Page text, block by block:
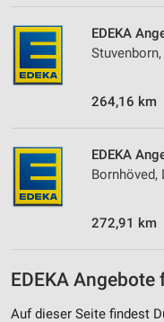
EDEKA
264,16 km
EDEKA
Bornhöved,
272,91 km
EDEKA
Auf dieser Seite findest